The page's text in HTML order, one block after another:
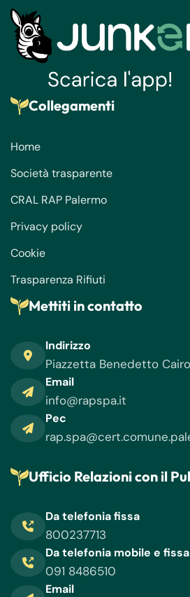
Collegamenti
Home
Società trasparente
CRAL RAP Palermo
Privacy policy
Cookie
Trasparenza Rifiuti
Mettiti in contatto
Indirizzo
Piazzetta Benedetto
Email
info@rapspa.it
Pec
Ufficio Relazioni con il
Da telefonia fissa
800237713
Da telefonia mobile e fissa
091 8486510
Email